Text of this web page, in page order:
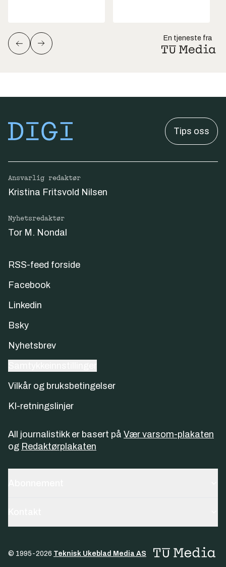
En tjeneste fra
Tips oss
Ansvarlig redaktør
Kristina Fritsvold Nilsen
Nyhetsredaktør
Tor M. Nondal
RSS-feed forside
Facebook
Linkedin
Bsky
Nyhetsbrev
Vilkår og bruksbetingelser
KI-retningslinjer
All journalistikk er basert på Vær varsom-plakaten
og Redaktørplakaten
© 1995-2026 Teknisk Ukeblad Media AS